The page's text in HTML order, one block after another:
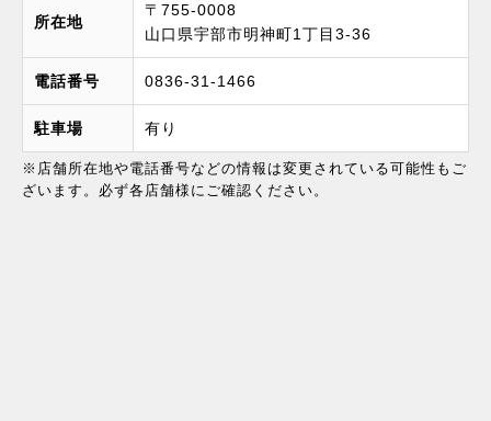
所在地
〒755-0008
山口県宇部市明神町1丁目3-36
電話番号 0836-31-1466
駐車場 有り
※店舗所在地や電話番号などの情報は変更されている可能性もご
ざいます。必ず各店舗様にご確認ください。